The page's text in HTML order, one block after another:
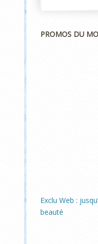
PROMOS DU
Exclu Web :
beauté